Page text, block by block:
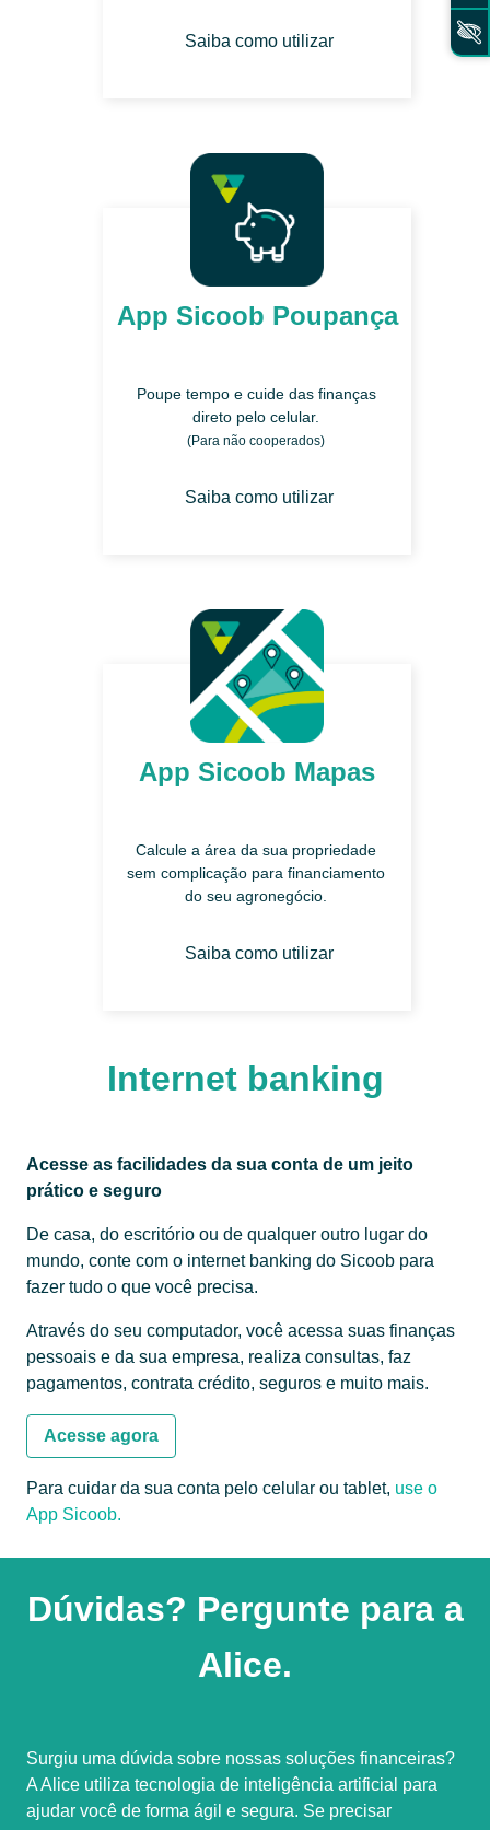
Saiba como utilizar
App Sicoob Poupança
Poupe tempo e cuide das finanças
direto pelo celular.
(Para não cooperados)
Saiba como utilizar
App Sicoob Mapas
Calcule a área da sua propriedade
sem complicação para financiamento
do seu agronegócio.
Saiba como utilizar
Internet banking
Acesse as facilidades da sua conta de um jeito
prático e seguro
De casa, do escritório ou de qualquer outro lugar do
mundo, conte com o internet banking do Sicoob para
fazer tudo o que você precisa.
Através do seu computador, você acessa suas finanças
pessoais e da sua empresa, realiza consultas, faz
pagamentos, contrata crédito, seguros e muito mais.
Acesse agora
Para cuidar da sua conta pelo celular ou tablet, use o
App Sicoob.
Dúvidas? Pergunte para a
Alice.
Surgiu uma dúvida sobre nossas soluções financeiras?
A Alice utiliza tecnologia de inteligência artificial para
ajudar você de forma ágil e segura. Se precisar